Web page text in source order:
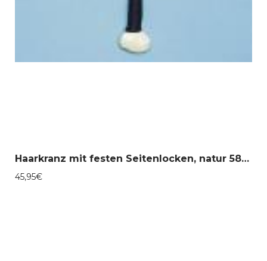
Haarkranz mit festen Seitenlocken, natur 58-30087
45,95€